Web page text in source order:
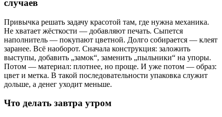
случаев
Привычка решать задачу красотой там, где нужна механика.
Не хватает жёсткости — добавляют печать. Сыпется
наполнитель — покупают цветной. Долго собирается — клеят
заранее. Всё наоборот. Сначала конструкция: заложить
выступы, добавить „замок“, заменить „пыльники“ на упоры.
Потом — материал: плотнее, но проще. И уже потом — образ:
цвет и метка. В такой последовательности упаковка служит
дольше, а денег уходит меньше.
Что делать завтра утром